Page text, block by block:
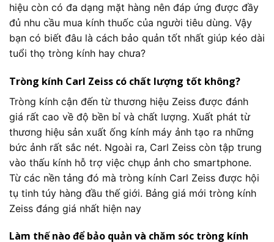
hiệu còn có đa dạng mặt hàng nên đáp ứng được đầy
đủ nhu cầu mua kính thuốc của người tiêu dùng. Vậy
bạn có biết đâu là cách bảo quản tốt nhất giúp kéo dài
tuổi thọ tròng kính hay chưa?
Tròng kính Carl Zeiss có chất lượng tốt không?
Tròng kính cận đến từ thương hiệu Zeiss được đánh
giá rất cao về độ bền bỉ và chất lượng. Xuất phát từ
thương hiệu sản xuất ống kính máy ảnh tạo ra những
bức ảnh rất sắc nét. Ngoài ra, Carl Zeiss còn tập trung
vào thấu kính hỗ trợ việc chụp ảnh cho smartphone.
Từ các nền tảng đó mà tròng kính Carl Zeiss được hội
tụ tinh túy hàng đầu thế giới. Bảng giá mới tròng kính
Zeiss đáng giá nhất hiện nay
Làm thế nào để bảo quản và chăm sóc tròng kính